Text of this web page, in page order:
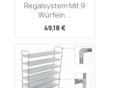
Regalsystem Mit 9
Würfeln...
49,18 €